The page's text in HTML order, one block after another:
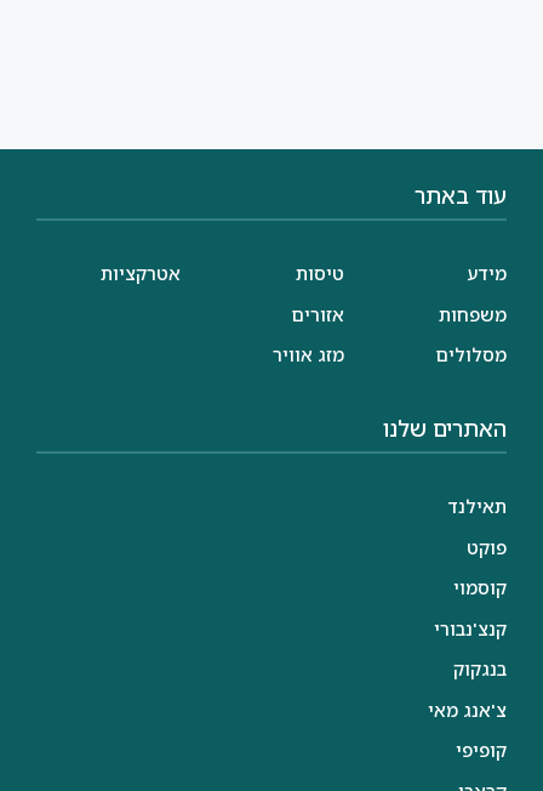
עוד באתר
מידע
משפחות
מסלולים
טיסות
אזורים
מזג אוויר
אטרקציות
האתרים שלנו
תאילנד
פוקט
קוסמוי
קנצ'נבורי
בנגקוק
צ'אנג מאי
קופיפי